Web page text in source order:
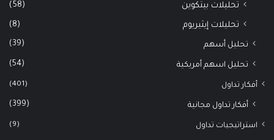
تحليلات بيتكوين (58)
تحليلات إيثيريوم (8)
تحليل أسهم (39)
تحليل اسهم أمريكية (54)
أفكار تداول (401)
أفكار تداول مجانية (399)
استراتيجيات تداول (9)